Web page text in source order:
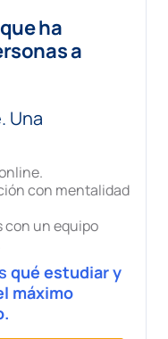
ha
a
Una
con mentalidad
con un equipo
qué estudiar y
máximo